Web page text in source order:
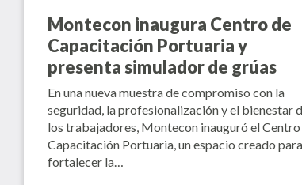
Montecon inaugura Centro de
Capacitación Portuaria y
presenta simulador de grúas
En una nueva muestra de compromiso con la
seguridad, la profesionalización y el bienestar
los trabajadores, Montecon inauguró el Centro
Capacitación Portuaria, un espacio creado para
fortalecer la…